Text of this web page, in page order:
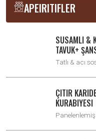
APEIRITIFLER
SUSAMLI &
TAVUK+
Tatlı & acı
ÇITIR
KURABIYESI